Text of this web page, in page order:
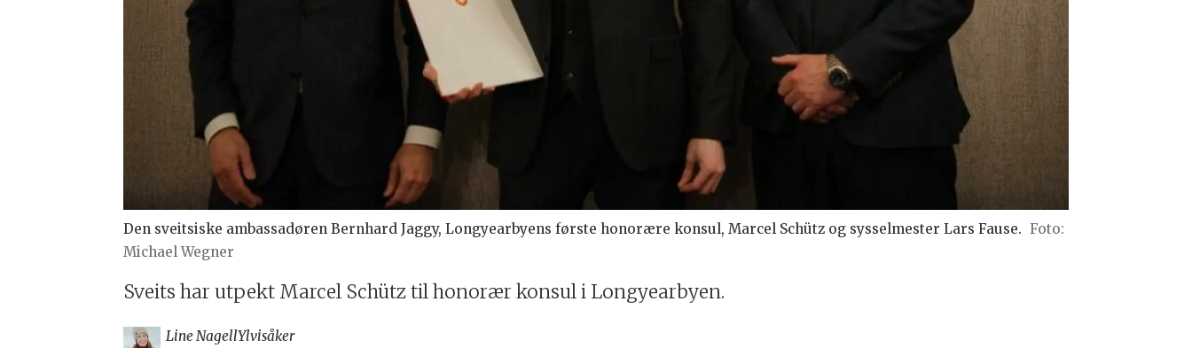
Den sveitsiske ambassadøren Bernhard Jaggy, Longyearbyens første honorære konsul, Marcel Schütz og sysselmester Lars Fause.
Michael Wegner
Sveits har utpekt Marcel Schütz til honorær konsul i Longyearbyen.
Line NagellYlvisåker